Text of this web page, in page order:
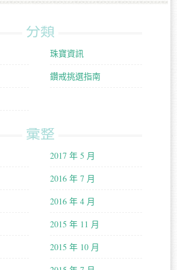
分類
珠寶資訊
鑽戒挑選指南
彙整
2017 年 5 月
2016 年 7 月
2016 年 4 月
2015 年 11 月
2015 年 10 月